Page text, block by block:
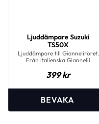
Ljuddämpare Suzuki
TS50X
Ljuddämpare till Gianneliröret.
Från Italienska Giannelli
399kr